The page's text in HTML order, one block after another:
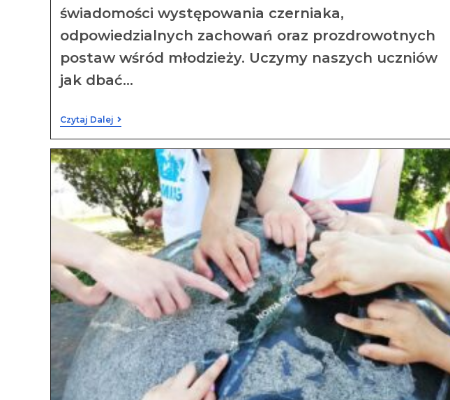
świadomości występowania czerniaka,
odpowiedzialnych zachowań oraz prozdrowotnych
postaw wśród młodzieży. Uczymy naszych uczniów
jak dbać…
Czytaj Dalej